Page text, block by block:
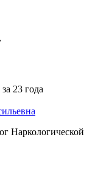
23 года
Наркологической